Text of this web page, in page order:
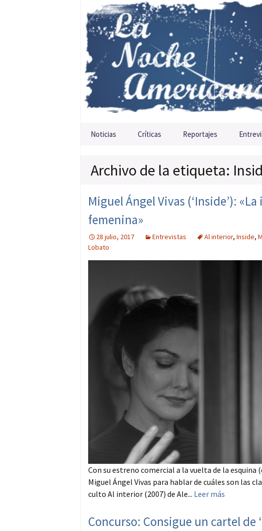
Saltar al contenido
Noticias Críticas Reportajes
Archivo de la etiqueta:
Miguel Ángel Vivas (‘Inside’):
femenina»
28 julio, 2017 Entrevistas Al interior, Inside,
Lobato
Con su estreno comercial a la vuelta de la
Miguel Ángel Vivas para hablar de cuáles son las
culto Al interior (2007) de Ale... Leer más
Concurso: Consigue un cartel de